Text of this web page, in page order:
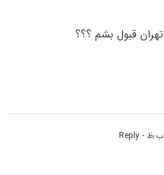
تهران قبول بشم ؟؟؟
- Reply